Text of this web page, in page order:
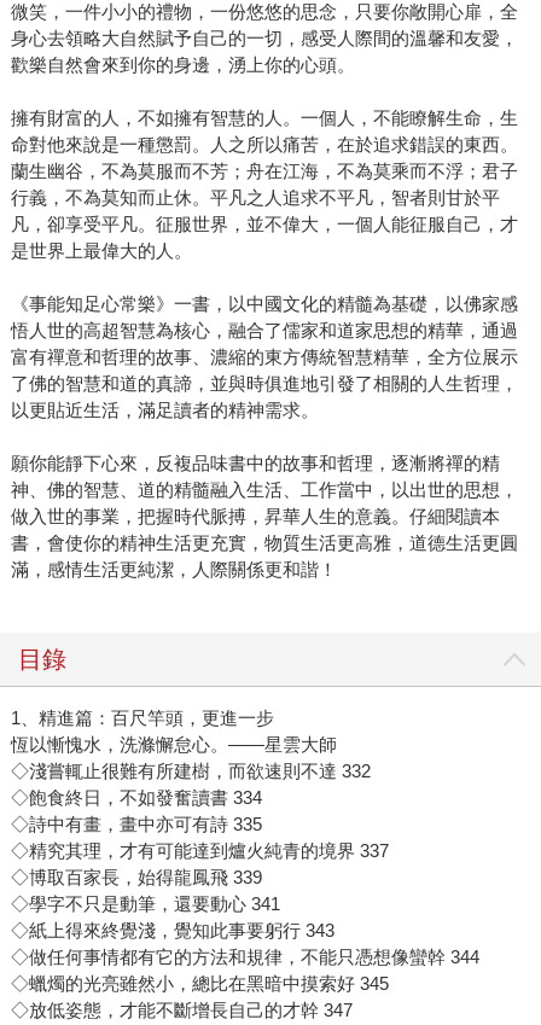
微笑，一件小小的禮物，一份悠悠的思念，只要你敞開心扉，全
身心去領略大自然賦予自己的一切，感受人際間的溫馨和友愛，
歡樂自然會來到你的身邊，湧上你的心頭。
擁有財富的人，不如擁有智慧的人。一個人，不能瞭解生命，生
命對他來說是一種懲罰。人之所以痛苦，在於追求錯誤的東西。
蘭生幽谷，不為莫服而不芳；舟在江海，不為莫乘而不浮；君子
行義，不為莫知而止休。平凡之人追求不平凡，智者則甘於平
凡，卻享受平凡。征服世界，並不偉大，一個人能征服自己，才
是世界上最偉大的人。
《事能知足心常樂》一書，以中國文化的精髓為基礎，以佛家感
悟人世的高超智慧為核心，融合了儒家和道家思想的精華，通過
富有禪意和哲理的故事、濃縮的東方傳統智慧精華，全方位展示
了佛的智慧和道的真諦，並與時俱進地引發了相關的人生哲理，
以更貼近生活，滿足讀者的精神需求。
願你能靜下心來，反複品味書中的故事和哲理，逐漸將禪的精
神、佛的智慧、道的精髓融入生活、工作當中，以出世的思想，
做入世的事業，把握時代脈搏，昇華人生的意義。仔細閱讀本
書，會使你的精神生活更充實，物質生活更高雅，道德生活更圓
滿，感情生活更純潔，人際關係更和諧！
目錄
1、精進篇：百尺竿頭，更進一步
恆以慚愧水，洗滌懈怠心。——星雲大師
◇淺嘗輒止很難有所建樹，而欲速則不達 332
◇飽食終日，不如發奮讀書 334
◇詩中有畫，畫中亦可有詩 335
◇精究其理，才有可能達到爐火純青的境界 337
◇博取百家長，始得龍鳳飛 339
◇學字不只是動筆，還要動心 341
◇紙上得來終覺淺，覺知此事要躬行 343
◇做任何事情都有它的方法和規律，不能只憑想像蠻幹 344
◇蠟燭的光亮雖然小，總比在黑暗中摸索好 345
◇放低姿態，才能不斷增長自己的才幹 347